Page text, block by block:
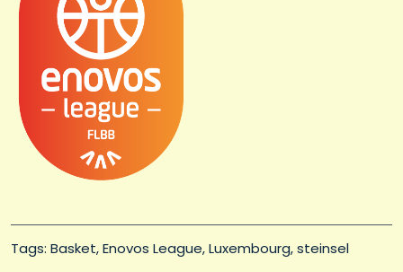
Tags: Basket Enovos League Luxembourg steinsel